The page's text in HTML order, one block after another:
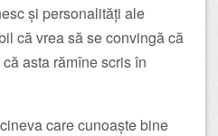
și personalități ale
că vrea să se convingă că
asta rămîne scris în
care cunoaște bine